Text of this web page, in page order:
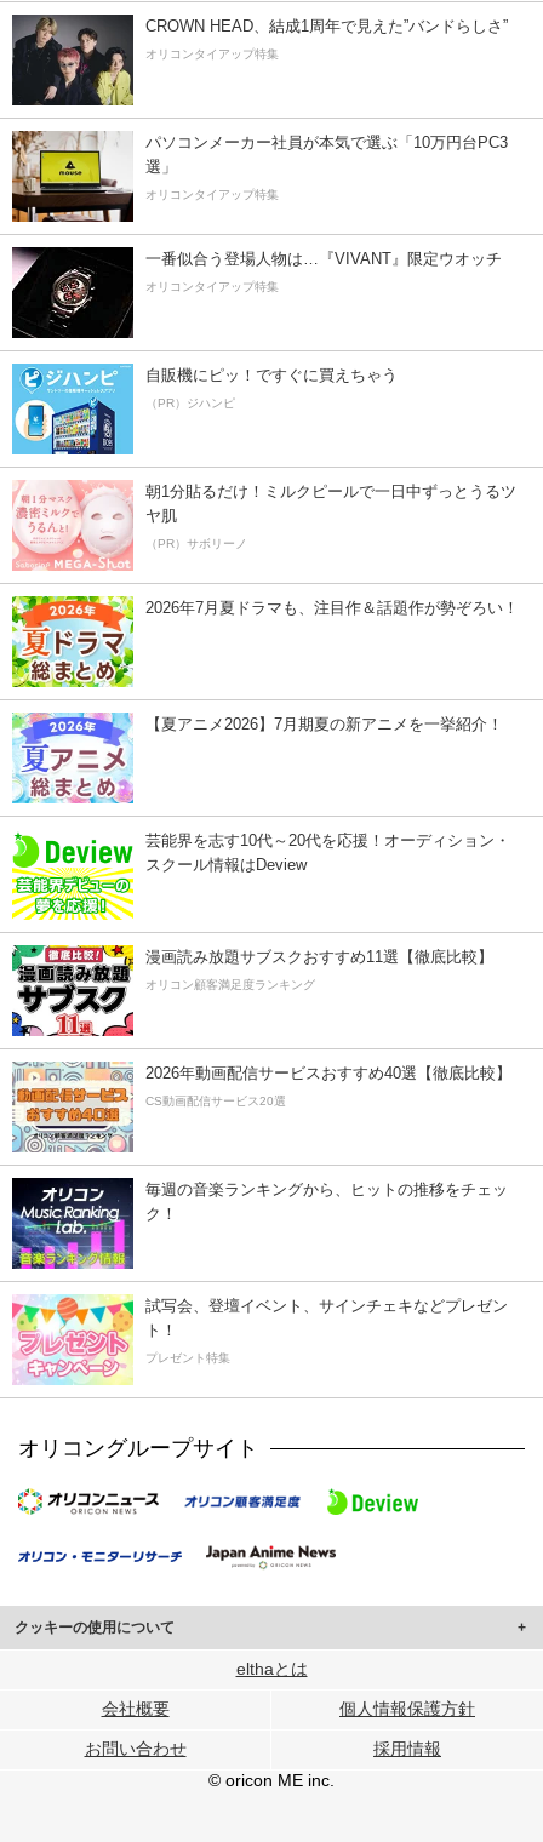
CROWN HEAD、結成1周年で見えた”バンドらしさ”
オリコンタイアップ特集
パソコンメーカー社員が本気で選ぶ「10万円台PC3
選」
オリコンタイアップ特集
一番似合う登場人物は…『VIVANT』限定ウオッチ
オリコンタイアップ特集
自販機にピッ！ですぐに買えちゃう
（PR）ジハンピ
朝1分貼るだけ！ミルクピールで一日中ずっとうるツ
ヤ肌
（PR）サボリーノ
2026年7月夏ドラマも、注目作＆話題作が勢ぞろい！
【夏アニメ2026】7月期夏の新アニメを一挙紹介！
芸能界を志す10代～20代を応援！オーディション・
スクール情報はDeview
漫画読み放題サブスクおすすめ11選【徹底比較】
オリコン顧客満足度ランキング
2026年動画配信サービスおすすめ40選【徹底比較】
CS動画配信サービス20選
毎週の音楽ランキングから、ヒットの推移をチェッ
ク！
試写会、登壇イベント、サインチェキなどプレゼン
ト！
プレゼント特集
オリコングループサイト
クッキーの使用について
このサイトでは Cookie を使用して、ユーザーに合わせたコンテンツや広告の
行っています。
メディアや広告配信、データ解析の各パートナーに提供しています。
各パートナーは、この情報とユーザーが各パートナーに提供した他の情報や、
ユーザーが各パートナーのサービスを使用したときに収集した他の情報を組み
elthaとは
会社概要 個人情報保護方針
お問い合わせ
採用情報
© oricon ME inc.